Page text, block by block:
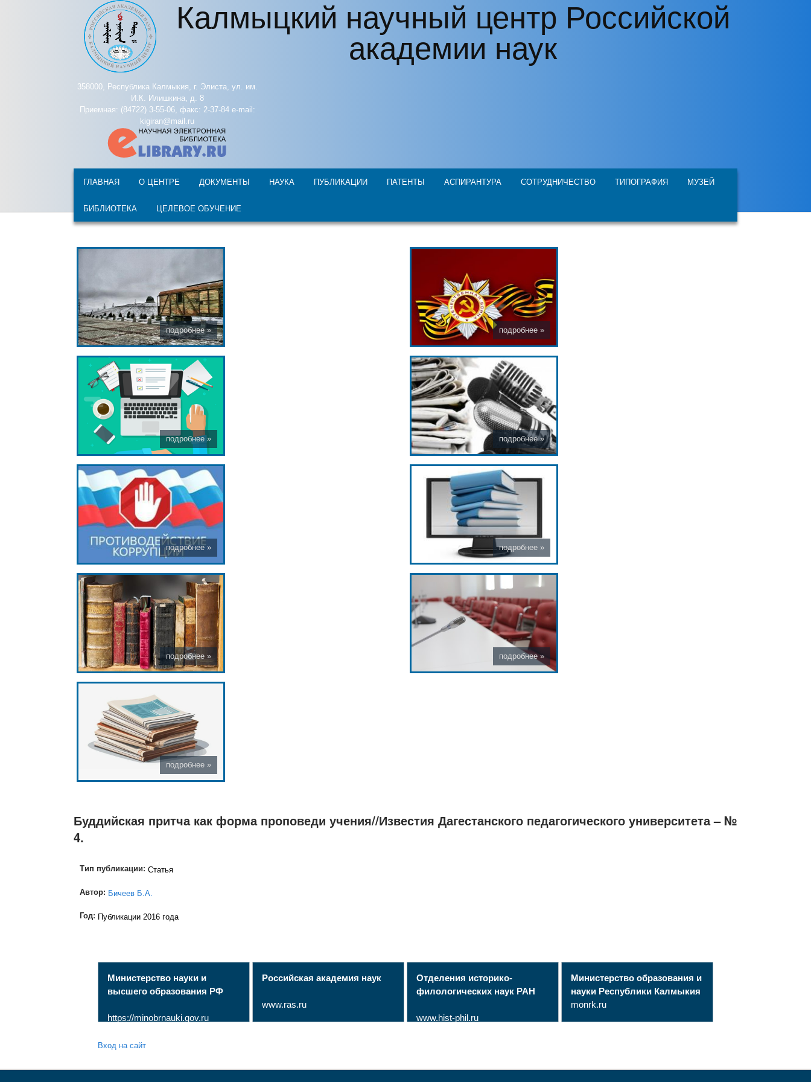
Перейти к основному содержанию Калмыцкий научный центр Российской
академии наук
358000, Республика Калмыкия, г. Элиста, ул. им.
И.К. Илишкина, д. 8
Приемная: (84722) 3-55-06, факс: 2-37-84 e-mail:
kigiran@mail.ru
ГЛАВНАЯ О ЦЕНТРЕ ДОКУМЕНТЫ НАУКА ПУБЛИКАЦИИ ПАТЕНТЫ АСПИРАНТУРА СОТРУДНИЧЕСТВО ТИПОГРАФИЯ МУЗЕЙ
БИБЛИОТЕКА ЦЕЛЕВОЕ ОБУЧЕНИЕ
Буддийская притча как форма проповеди учения//Известия Дагестанского педагогического университета – №
4.
Тип публикации: Статья
Автор: Бичеев Б.А.
Год: Публикации 2016 года
Министерство науки и
высшего образования РФ
https://minobrnauki.gov.ru
Российская академия наук
www.ras.ru
Отделения историко-
филологических наук РАН
www.hist-phil.ru
Министерство образования и
науки Республики Калмыкия
monrk.ru
Вход на сайт